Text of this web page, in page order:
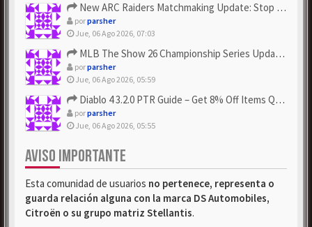
New ARC Raiders Matchmaking Update: Stop Failed - Grab Bluep...
porparsher
Jue, 06 Ago 2026, 07:03
MLB The Show 26 Championship Series Update! Get Cheap & ...
porparsher
Jue, 06 Ago 2026, 05:59
Diablo 4 3.2.0 PTR Guide – Get 8% Off Items Quickly to Test ...
porparsher
Jue, 06 Ago 2026, 05:55
AVISO IMPORTANTE
Esta comunidad de usuarios no pertenece, representa o
guarda relación alguna con la marca DS Automobiles,
Citroën o su grupo matriz Stellantis.